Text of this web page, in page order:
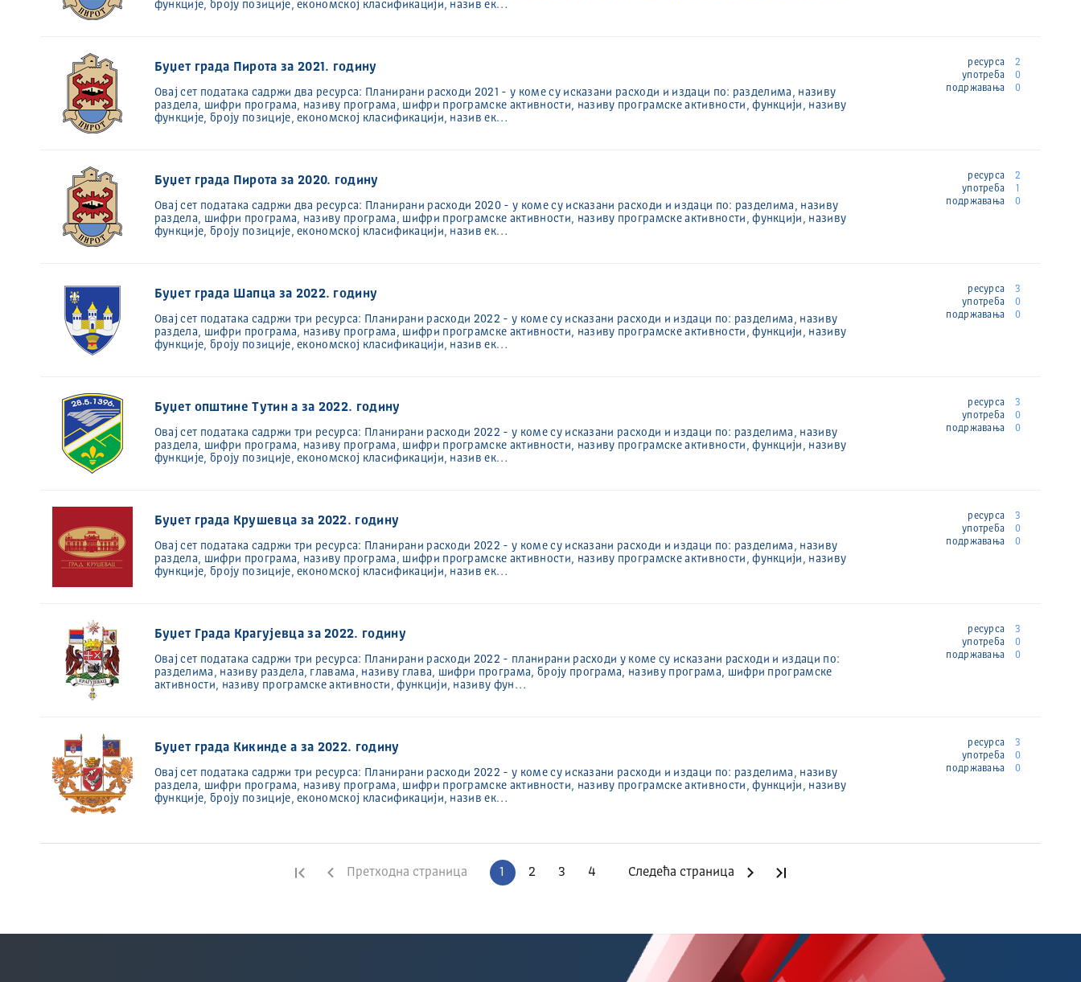
функције, броју позиције, економској класификацији, назив ек…
Буџет града Пирота за 2021. годину
Овај сет података садржи два ресурса: Планирани расходи 2021 - у коме су исказани расходи и издаци по: разделима, називу
раздела, шифри програма, називу програма, шифри програмске активности, називу програмске активности, функцији, називу
функције, броју позиције, економској класификацији, назив ек…
ресурса
2
употреба
0
подржавања
0
Буџет града Пирота за 2020. годину
Овај сет података садржи два ресурса: Планирани расходи 2020 - у коме су исказани расходи и издаци по: разделима, називу
раздела, шифри програма, називу програма, шифри програмске активности, називу програмске активности, функцији, називу
функције, броју позиције, економској класификацији, назив ек…
ресурса
2
употреба
1
подржавања
0
Буџет града Шапца за 2022. годину
Овај сет података садржи три ресурса: Планирани расходи 2022 - у коме су исказани расходи и издаци по: разделима, називу
раздела, шифри програма, називу програма, шифри програмске активности, називу програмске активности, функцији, називу
функције, броју позиције, економској класификацији, назив ек…
ресурса
3
употреба
0
подржавања
0
Буџет општине Тутин а за 2022. годину
Овај сет података садржи три ресурса: Планирани расходи 2022 - у коме су исказани расходи и издаци по: разделима, називу
раздела, шифри програма, називу програма, шифри програмске активности, називу програмске активности, функцији, називу
функције, броју позиције, економској класификацији, назив ек…
ресурса
3
употреба
0
подржавања
0
Буџет града Крушевца за 2022. годину
Овај сет података садржи три ресурса: Планирани расходи 2022 - у коме су исказани расходи и издаци по: разделима, називу
раздела, шифри програма, називу програма, шифри програмске активности, називу програмске активности, функцији, називу
функције, броју позиције, економској класификацији, назив ек…
ресурса
3
употреба
0
подржавања
0
Буџет Града Крагујевца за 2022. годину
Овај сет података садржи три ресурса: Планирани расходи 2022 - планирани расходи у коме су исказани расходи и издаци по:
разделима, називу раздела, главама, називу глава, шифри програма, броју програма, називу програма, шифри програмске
активности, називу програмске активности, функцији, називу фун…
ресурса
3
употреба
0
подржавања
0
Буџет града Кикинде а за 2022. годину
Овај сет података садржи три ресурса: Планирани расходи 2022 - у коме су исказани расходи и издаци по: разделима, називу
раздела, шифри програма, називу програма, шифри програмске активности, називу програмске активности, функцији, називу
функције, броју позиције, економској класификацији, назив ек…
ресурса
3
употреба
0
подржавања
0
Прва страница
Претходна страница 1 2 3 4 Следећа страница